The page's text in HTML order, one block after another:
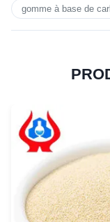
gomme à base de